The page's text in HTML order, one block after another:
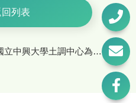
列表
學土調中心為肥料檢驗單位